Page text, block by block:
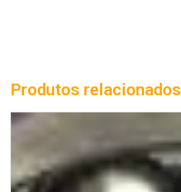
Produtos relacionados